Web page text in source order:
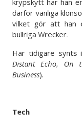
därför vanliga
vilket gör att han
bullriga Wrecker.
Har tidigare synts
Distant Echo, On
Business).
Tech